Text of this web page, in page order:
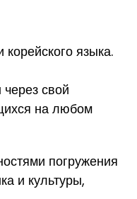
языка.
свой
на любом
погружения
и культуры,